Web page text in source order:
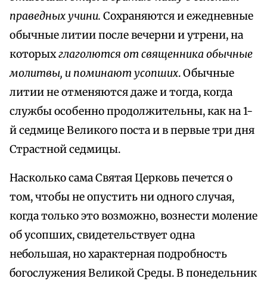
праведных учини. Сохраняются и ежедневные
обычные литии после вечерни и утрени, на
которыхглаголются от священника обычные
молитвы, и поминают усопших. Обычные
литии не отменяются даже и тогда, когда
службы особенно продолжительны, как на 1-
й седмице Великого поста и в первые три дня
Страстной седмицы.
Насколько сама Святая Церковь печется о
том, чтобы не опустить ни одного случая,
когда только это возможно, вознести моление
об усопших, свидетельствует одна
небольшая, но характерная подробность
богослужения Великой Среды. В понедельник